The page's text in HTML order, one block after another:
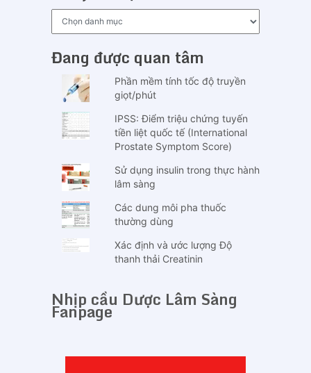
Đang được quan tâm
Phần mềm tính tốc độ truyền
giọt/phút
IPSS: Điểm triệu chứng tuyến
tiền liệt quốc tế (International
Prostate Symptom Score)
Sử dụng insulin trong thực hành
lâm sàng
Các dung môi pha thuốc
thường dùng
Xác định và ước lượng Độ
thanh thải Creatinin
Nhịp cầu Dược Lâm Sàng
Fanpage